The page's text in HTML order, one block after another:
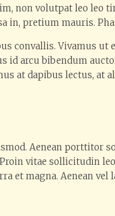
non volutpat leo leo
in, pretium mauris.
convallis. Vivamus
id arcu bibendum
at dapibus lectus,
Aenean porttitor
vitae sollicitudin
et magna. Aenean